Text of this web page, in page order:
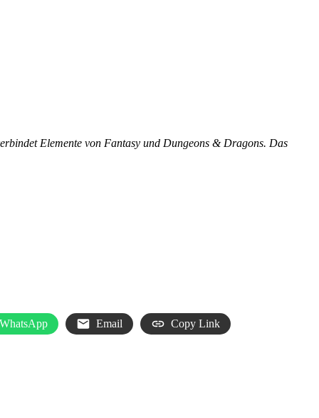
Elemente von Fantasy und Dungeons & Dragons. Das
WhatsApp Email Copy Link